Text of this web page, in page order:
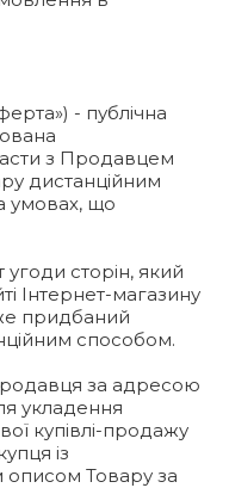
- публічна
з Продавцем
дистанційним
умовах, що
угоди сторін, який
Інтернет-магазину
придбаний
способом.
за адресою
укладення
купівлі-продажу
із
Товару за